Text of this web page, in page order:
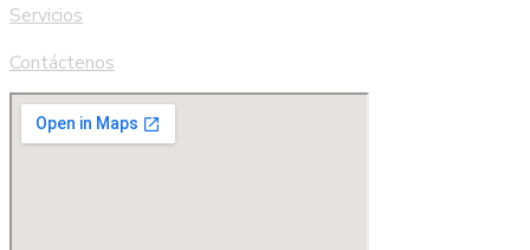
Servicios
Contáctenos